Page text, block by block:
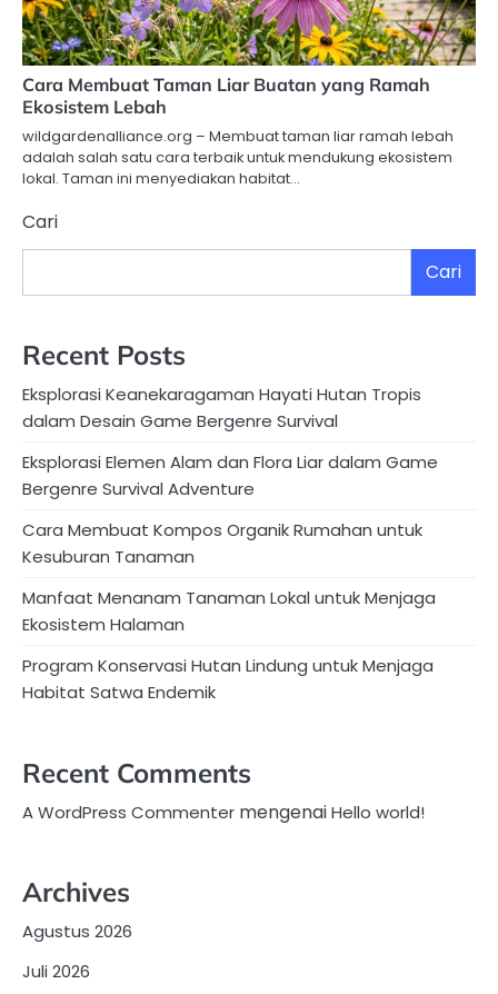
Cara Membuat Taman Liar Buatan yang Ramah
Ekosistem Lebah
wildgardenalliance.org – Membuat taman liar ramah lebah
adalah salah satu cara terbaik untuk mendukung ekosistem
lokal. Taman ini menyediakan habitat…
Cari
Cari
Recent Posts
Eksplorasi Keanekaragaman Hayati Hutan Tropis
dalam Desain Game Bergenre Survival
Eksplorasi Elemen Alam dan Flora Liar dalam Game
Bergenre Survival Adventure
Cara Membuat Kompos Organik Rumahan untuk
Kesuburan Tanaman
Manfaat Menanam Tanaman Lokal untuk Menjaga
Ekosistem Halaman
Program Konservasi Hutan Lindung untuk Menjaga
Habitat Satwa Endemik
Recent Comments
A WordPress Commenter mengenaiHello world!
Archives
Agustus 2026
Juli 2026